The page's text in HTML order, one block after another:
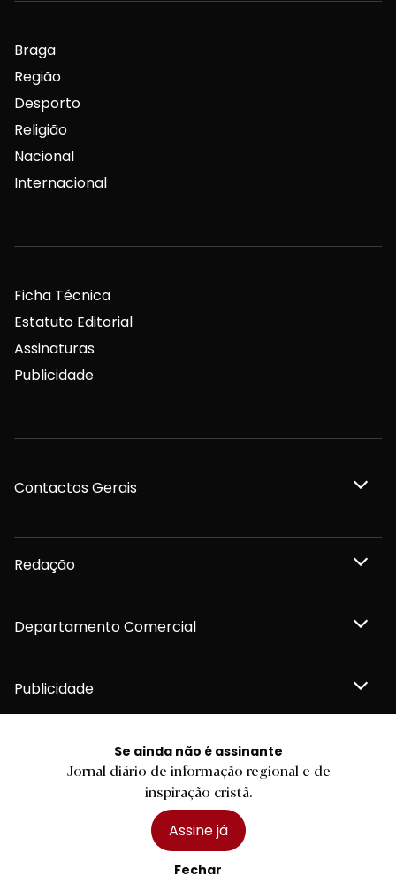
Se ainda não é assinante
Jornal diário de informação regional e de
inspiração cristã.
Assine já
Fechar
Braga
Região
Desporto
Religião
Nacional
Internacional
Ficha Técnica
Estatuto Editorial
Assinaturas
Publicidade
Contactos Gerais
Redação
Departamento Comercial
Publicidade
Privacidade e Cookies
Declaração de compromisso FSC®
Política de Confidencialidade
2026 Diário do Minho, Lda. © Todos os direitos reservados